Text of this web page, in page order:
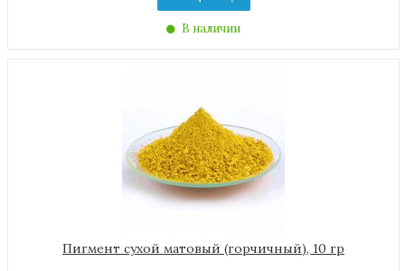
В наличии
Пигмент сухой матовый (горчичный), 10 гр